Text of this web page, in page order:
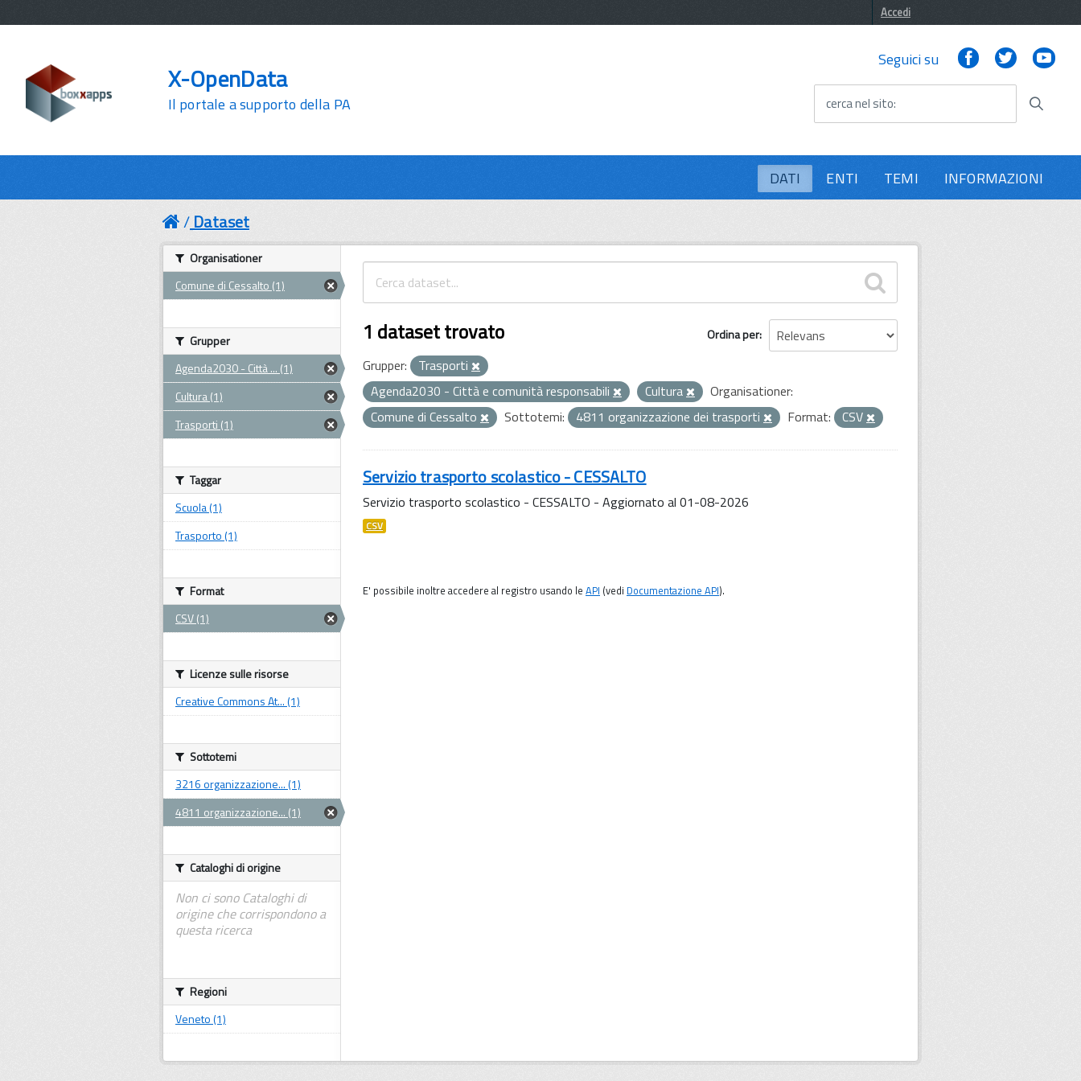
Accedi
X-OpenData
Il portale a supporto della PA
Seguici su FacebookTwitter
cerca nel sito
DATI ENTI TEMI INFORMAZIONI
Dataset
Ordina per
1 dataset trovato
Grupper:
Trasporti
Agenda2030 - Città e comunità responsabili
Cultura
Organisationer:
Comune di Cessalto
Sottotemi: 4811 organizzazione dei trasporti Format: CSV
Servizio trasporto scolastico - CESSALTO
Servizio trasporto scolastico - CESSALTO - Aggiornato al 01-08-2026
CSV
E' possibile inoltre accedere al registro usando le API (vedi Documentazione API).
Organisationer
Comune di Cessalto (1)
Grupper
Agenda2030 - Città ... (1)
Cultura (1)
Trasporti (1)
Taggar
Scuola (1)
Trasporto (1)
Format
CSV (1)
Licenze sulle risorse
Creative Commons At... (1)
Sottotemi
3216 organizzazione... (1)
4811 organizzazione... (1)
Cataloghi di origine
Non ci sono Cataloghi di
origine che corrispondono a
questa ricerca
Regioni
Veneto (1)